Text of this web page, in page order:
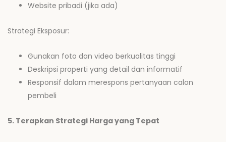
Website pribadi (jika ada)
Strategi Eksposur:
Gunakan foto dan video berkualitas tinggi
Deskripsi properti yang detail dan informatif
Responsif dalam merespons pertanyaan calon
pembeli
5. Terapkan Strategi Harga yang Tepat